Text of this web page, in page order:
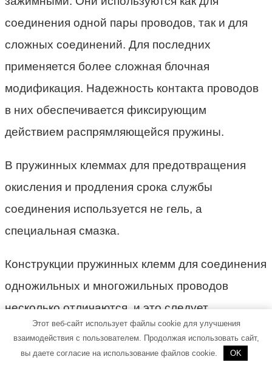
соединения одной пары проводов, так и для
сложных соединений. Для последних
применяется более сложная блочная
модификация. Надежность контакта проводов
в них обеспечивается фиксирующим
действием распрямляющейся пружины.
В пружинных клеммах для предотвращения
окисления и продления срока службы
соединения используется не гель, а
специальная смазка.
Конструкции пружинных клемм для соединения
одножильных и многожильных проводов
несколько отличаются, и это следует
учитывать при выборе.
Этот веб-сайт использует файлы cookie для улучшения
взаимодействия с пользователем. Продолжая использовать сайт,
вы даете согласие на использование файлов cookie.
OK